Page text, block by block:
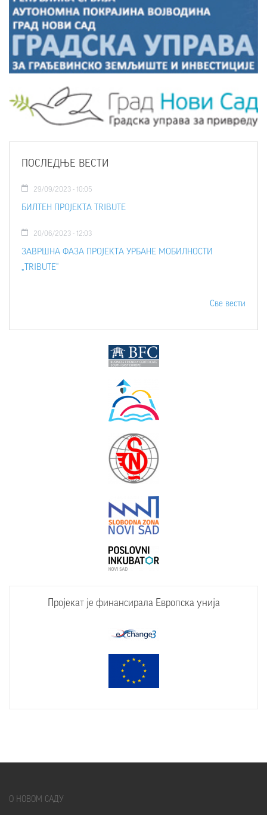
ПОСЛЕДЊЕ ВЕСТИ
29/09/2023 - 10:05
БИЛТЕН ПРОЈЕКТА TRIBUTE
20/06/2023 - 12:03
ЗАВРШНА ФАЗА ПРОЈЕКТА УРБАНЕ МОБИЛНОСТИ
„TRIBUTE“
Све вести
Пројекат је финансирала Европска унија
О НОВОМ САДУ